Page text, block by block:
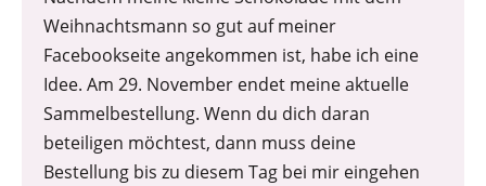
Weihnachtsmann so gut auf meiner
Facebookseite angekommen ist, habe ich eine
Idee. Am 29. November endet meine aktuelle
Sammelbestellung. Wenn du dich daran
beteiligen möchtest, dann muss deine
Bestellung bis zu diesem Tag bei mir eingehen